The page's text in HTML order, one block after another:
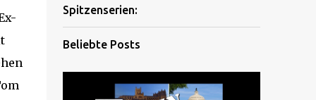
Spitzenserien:
Beliebte Posts